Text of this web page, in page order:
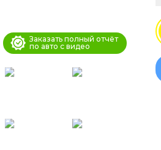
Заказать полный отчёт
по авто с видео